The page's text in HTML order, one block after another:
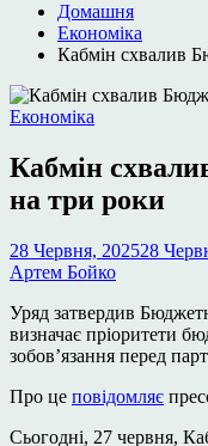
Домашня
Економіка
Кабмін схвалив
Опублікувати
Економіка
Кабмін
на три роки
28 Червня, 202528
Артем Бойко
Уряд затвердив
визначає пріоритети
зобов’язання перед
Про це повідомляє
Сьогодні, 27 червня,